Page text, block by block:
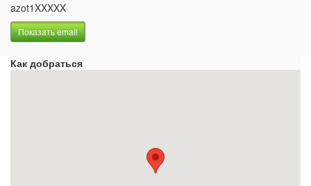
azot1XXXXX
Показать email
Как добраться